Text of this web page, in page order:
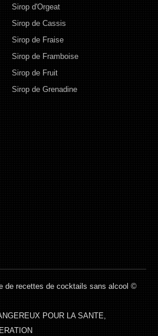
Sirop d'Orgeat
Sirop de Cassis
Sirop de Fraise
Sirop de Framboise
Sirop de Fruit
Sirop de Grenadine
de recettes de cocktails sans alcool ©
POUR LA SANTE,